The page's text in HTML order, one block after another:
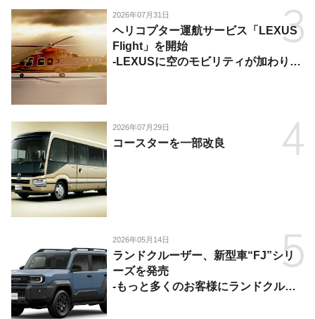
2026年07月31日
ヘリコプター運航サービス「LEXUS
Flight」を開始
-LEXUSに空のモビリティが加わり、
2026年07月29日
コースターを一部改良
2026年05月14日
ランドクルーザー、新型車“FJ”シリ
ーズを発売
-もっと多くのお客様にランドクルー